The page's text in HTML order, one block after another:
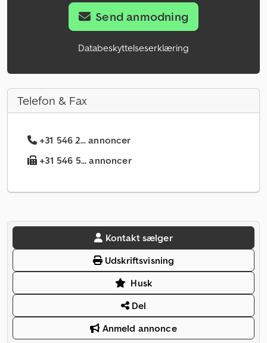
Send anmodning
Databeskyttelseserklæring
Telefon & Fax
+31 546 2... annoncer
+31 546 5... annoncer
Kontakt sælger
Udskriftsvisning
Husk
Del
Anmeld annonce